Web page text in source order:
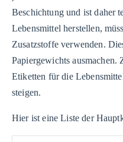
Beschichtung und ist daher
Lebensmittel herstellen,
Zusatzstoffe verwenden.
Papiergewichts ausmachen.
Etiketten für die
steigen.
Hier ist eine Liste der